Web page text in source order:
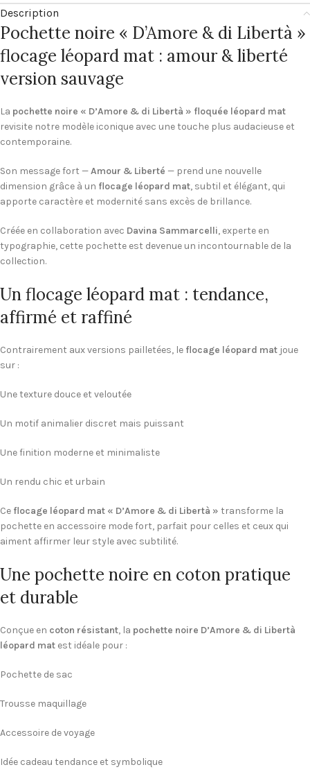
Description
Pochette noire « D’Amore & di Libertà »
flocage léopard mat : amour & liberté
version sauvage
La pochette noire « D’Amore & di Libertà » floquée léopard mat
revisite notre modèle iconique avec une touche plus audacieuse et
contemporaine.
Son message fort —Amour & Liberté — prend une nouvelle
dimension grâce à un flocage léopard mat, subtil et élégant, qui
apporte caractère et modernité sans excès de brillance.
Créée en collaboration avec Davina Sammarcelli, experte en
typographie, cette pochette est devenue un incontournable de la
collection.
Un flocage léopard mat : tendance,
affirmé et raffiné
Contrairement aux versions pailletées, le flocage léopard mat joue
sur :
Une texture douce et veloutée
Un motif animalier discret mais puissant
Une finition moderne et minimaliste
Un rendu chic et urbain
Ce flocage léopard mat « D’Amore & di Libertà » transforme la
pochette en accessoire mode fort, parfait pour celles et ceux qui
aiment affirmer leur style avec subtilité.
Une pochette noire en coton pratique
et durable
Conçue en coton résistant, la pochette noire D’Amore & di Libertà
léopard mat est idéale pour :
Pochette de sac
Trousse maquillage
Accessoire de voyage
Idée cadeau tendance et symbolique